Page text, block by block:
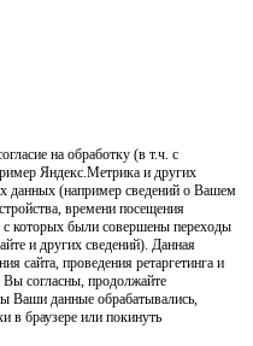
на обработку (в т.ч. с
Яндекс.Метрика и других
данных (например сведений о Вашем
времени посещения
с которых были совершены переходы
и других сведений). Данная
сайта, проведения ретаргетинга и
Вы согласны, продолжайте
Ваши данные обрабатывались,
в браузере или покинуть